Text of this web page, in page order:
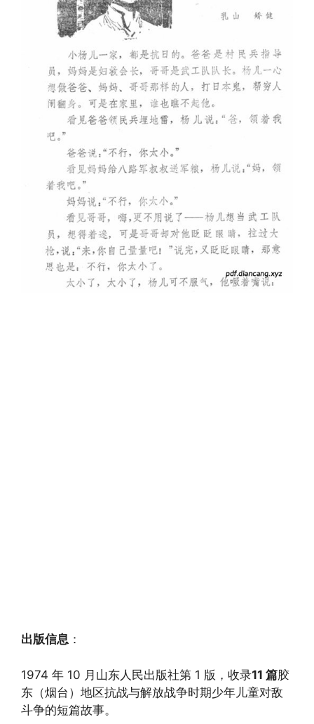
出版信息 ：
1974 年 10 月山东人民出版社第 1 版，收录11 篇胶
东（烟台）地区抗战与解放战争时期少年儿童对敌
斗争的短篇故事。